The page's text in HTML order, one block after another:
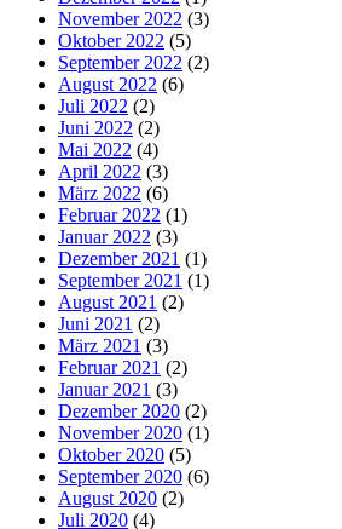
November 2022 (3)
Oktober 2022 (5)
September 2022 (2)
August 2022 (6)
Juli 2022 (2)
Juni 2022 (2)
Mai 2022 (4)
April 2022 (3)
März 2022 (6)
Februar 2022 (1)
Januar 2022 (3)
Dezember 2021 (1)
September 2021 (1)
August 2021 (2)
Juni 2021 (2)
März 2021 (3)
Februar 2021 (2)
Januar 2021 (3)
Dezember 2020 (2)
November 2020 (1)
Oktober 2020 (5)
September 2020 (6)
August 2020 (2)
Juli 2020 (4)